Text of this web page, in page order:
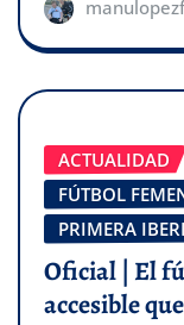
ACTUALIDAD
FÚTBOL
PRIMERA
Oficial | El
accesible